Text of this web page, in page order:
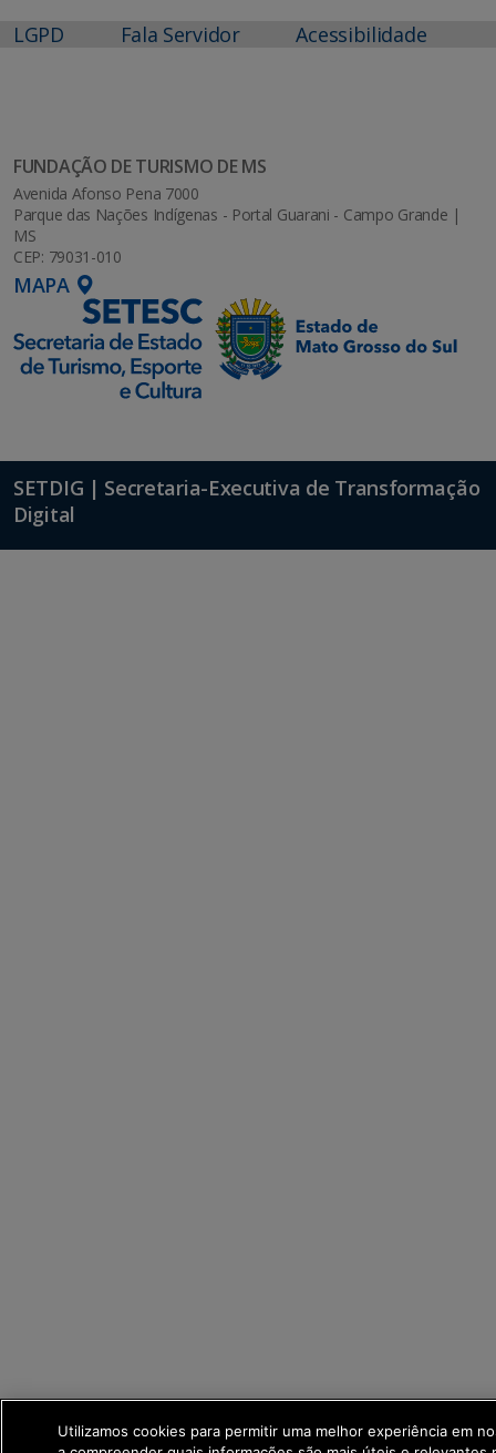
LGPD Fala Servidor Acessibilidade
FUNDAÇÃO DE TURISMO DE MS
Avenida Afonso Pena 7000
Parque das Nações Indígenas - Portal Guarani - Campo Grande |
MS
CEP: 79031-010
MAPA
SETDIG | Secretaria-Executiva de Transformação
Digital
Utilizamos cookies para permitir uma melhor experiência em